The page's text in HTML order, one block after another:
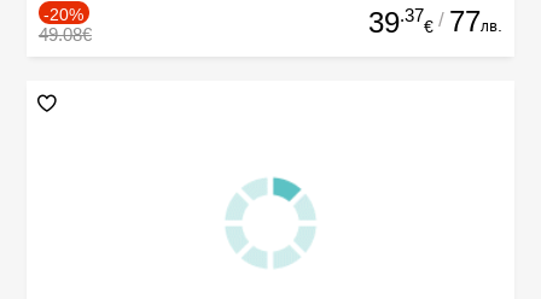
-20%
49.08€ 39.37
€ / 77лв.